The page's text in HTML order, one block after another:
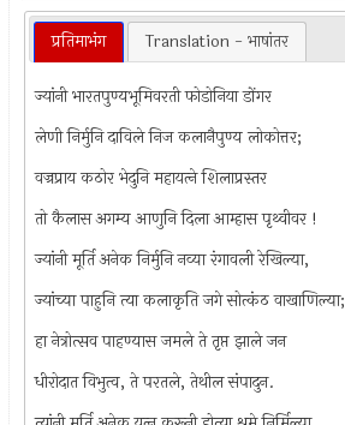
प्रतिमाभंग Translation - भाषांतर
ज्यांनी भारतपुण्यभूमिवरती फोडोनिया डोंगर
लेणी निर्मुनि दाविले निज कलानैपुण्य लोकोत्तर;
वज्रप्राय कठोर भेदुनि महायत्‍ने शिलाप्रस्तर
तो कैलास अगम्य आणुनि दिला आम्हास पृथ्वीवर !
ज्यांनी मूर्ति अनेक निर्मुनि नव्या रंगावली रेखिल्या,
ज्यांच्या पाहुनि त्या कलाकृति जगे सोत्कंठ वाखाणिल्या;
हा नेत्रोत्सव पाहण्यास जमले ते तृप्त झाले जन
धीरोदात विभुत्व, ते परतले, तेथील संपादुन.